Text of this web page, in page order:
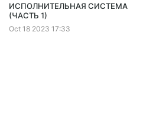
ИСПОЛНИТЕЛЬНАЯ СИСТЕМА
(ЧАСТЬ 1)
Oct 18 2023 17:33